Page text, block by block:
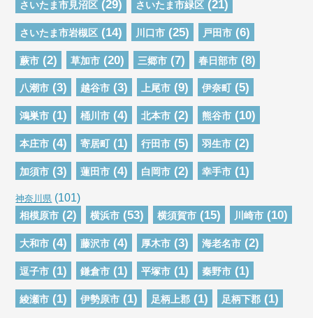
さいたま市見沼区 (29) さいたま市緑区 (21)
さいたま市岩槻区 (14) 川口市 (25) 戸田市 (6)
蕨市 (2) 草加市 (20) 三郷市 (7) 春日部市 (8)
八潮市 (3) 越谷市 (3) 上尾市 (9) 伊奈町 (5)
鴻巣市 (1) 桶川市 (4) 北本市 (2) 熊谷市 (10)
本庄市 (4) 寄居町 (1) 行田市 (5) 羽生市 (2)
加須市 (3) 蓮田市 (4) 白岡市 (2) 幸手市 (1)
神奈川県 (101)
相模原市 (2) 横浜市 (53) 横須賀市 (15) 川崎市 (10)
大和市 (4) 藤沢市 (4) 厚木市 (3) 海老名市 (2)
逗子市 (1) 鎌倉市 (1) 平塚市 (1) 秦野市 (1)
綾瀬市 (1) 伊勢原市 (1) 足柄上郡 (1) 足柄下郡 (1)